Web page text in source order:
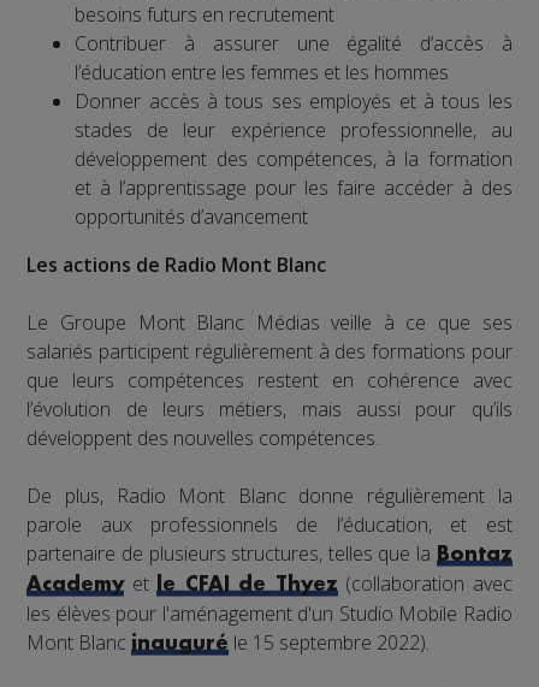
besoins futurs en recrutement
Contribuer à assurer une égalité d’accès à
l’éducation entre les femmes et les hommes
Donner accès à tous ses employés et à tous les
stades de leur expérience professionnelle, au
développement des compétences, à la formation
et à l’apprentissage pour les faire accéder à des
opportunités d’avancement
Les actions de Radio Mont Blanc
Le Groupe Mont Blanc Médias veille à ce que ses
salariés participent régulièrement à des formations pour
que leurs compétences restent en cohérence avec
l’évolution de leurs métiers, mais aussi pour qu’ils
développent des nouvelles compétences.
De plus, Radio Mont Blanc donne régulièrement la
parole aux professionnels de l’éducation, et est
partenaire de plusieurs structures, telles que la
Bontaz
Academyet le CFAI de Thyez(collaboration avec
les élèves pour l'aménagement d'un Studio Mobile Radio
Mont Blancinauguré le 15 septembre 2022).